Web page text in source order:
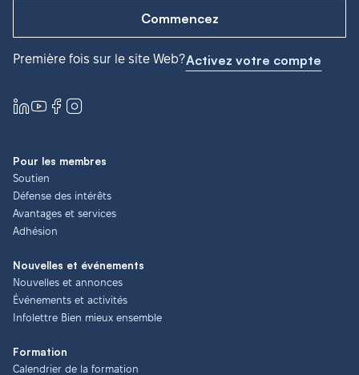
Commencez
Première fois sur le site Web?Activez votre compte
Pour les membres
Soutien
Défense des intérêts
Avantages et services
Adhésion
Nouvelles et événements
Nouvelles et annonces
Événements et activités
Infolettre Bien mieux ensemble
Formation
Calendrier de la formation